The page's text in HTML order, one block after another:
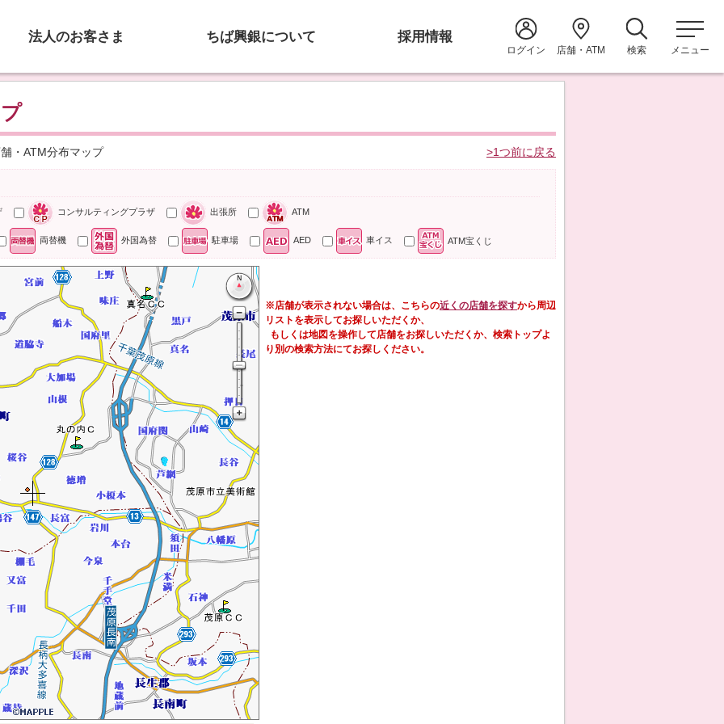
法人のお客さま ちば興銀について 採用情報
ログイン 店舗・ATM 検索 メニュー
・ATM分布マップ >1つ前に戻る
コンサルティングプラザ 出張所 ATM
両替機 外国為替 駐車場 AED 車イス ATM宝くじ
※店舗が表示されない場合は、こちらの近くの店舗を探すから周辺
リストを表示してお探しいただくか、
もしくは地図を操作して店舗をお探しいただくか、検索トップよ
り別の検索方法にてお探しください。